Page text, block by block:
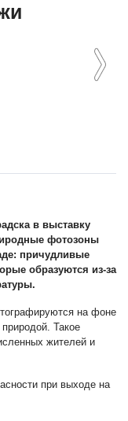
Next
в выставку
фотозоны
причудливые
образуются из-за
на фоне
Такое
жителей и
при выходе на